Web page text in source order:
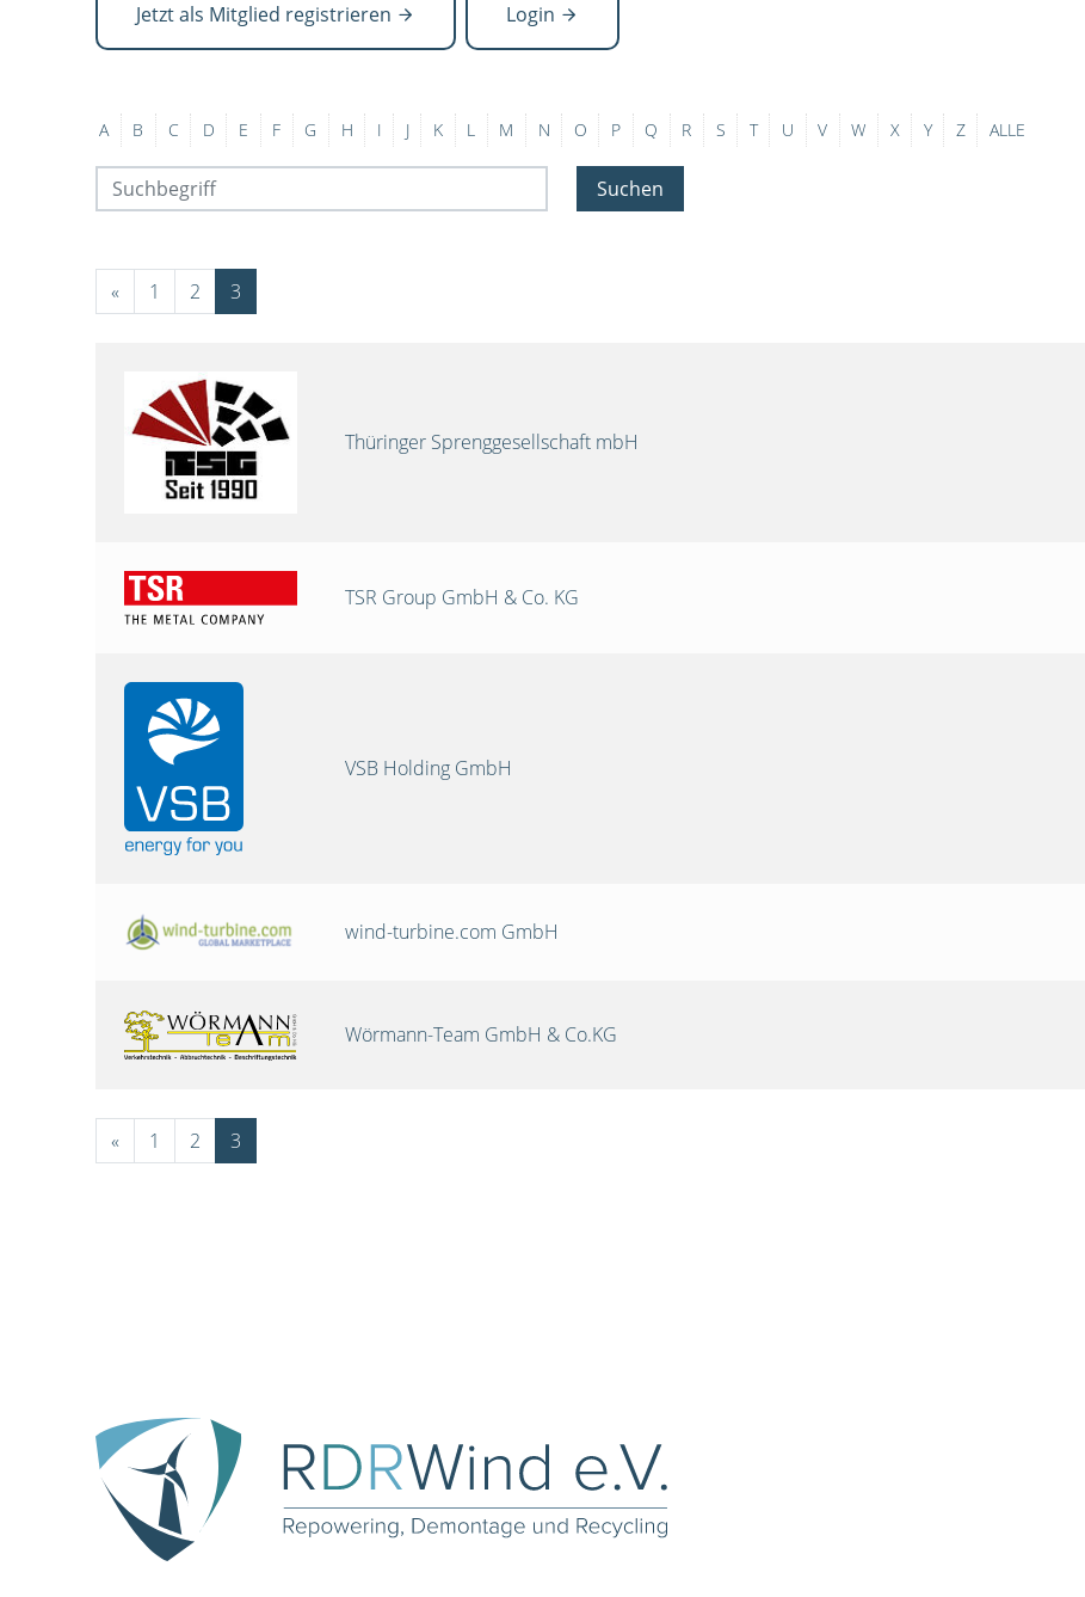
Jetzt als Mitglied registrieren Login
A B C D E F G H I J K L M N O P Q R S T U V W X Y Z ALLE
Suchen
« 1 2 3
Thüringer Sprenggesellschaft mbH
TSR Group GmbH & Co. KG
VSB Holding GmbH
wind-turbine.com GmbH
Wörmann-Team GmbH & Co.KG
« 1 2 3